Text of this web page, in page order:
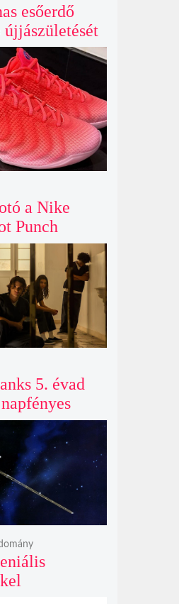
esőerdő
friss
az
világába
a Nike
Punch
ütős
5. évad
ígér